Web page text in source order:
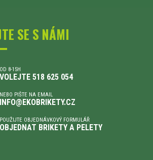
SE S NÁMI
OD 8-15H
VOLEJTE 518 625 054
NEBO PIŠTE NA EMAIL
INFO@EKOBRIKETY.CZ
POUŽIJTE OBJEDNÁVKOVÝ FORMULÁŘ
OBJEDNAT BRIKETY A PELETY